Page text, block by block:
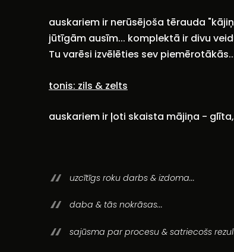
auskariem ir nerūsējoša tērauda
jūtīgām ausīm... komplektā ir divu
Tu varēsi izvēlēties sev
tonis: zils & zelts
auskariem ir ļoti skaista mājiņa -
uzcītīgs roku darbs & izdoma...
daba & tās nokrāsas...
sajūsma par procesu & satriecošs